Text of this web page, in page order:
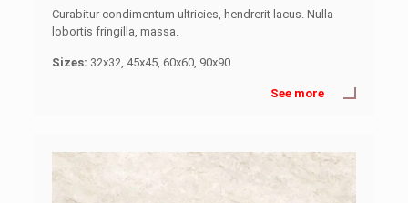
Curabitur condimentum ultricies, hendrerit lacus. Nulla
lobortis fringilla, massa.
Sizes: 32x32, 45x45, 60x60, 90x90
See more